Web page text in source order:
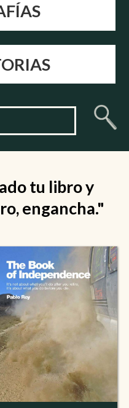
tu libro y
engancha."